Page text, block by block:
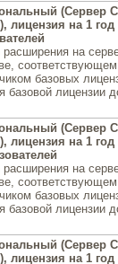
(Сервер
на 1 год
расширения на
базовых
базовой лицензии
(Сервер
на 1 год
расширения на
базовых
базовой лицензии
(Сервер
на 1 год